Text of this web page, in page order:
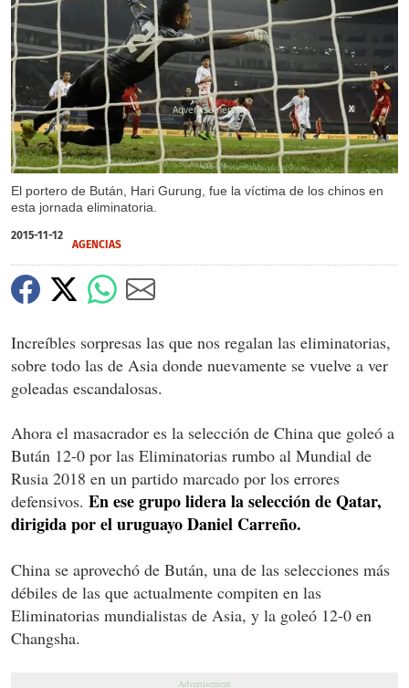
El portero de Bután, Hari Gurung, fue la víctima de los chinos en
esta jornada eliminatoria.
X
2015-11-12
AGENCIAS
Increíbles sorpresas las que nos regalan las eliminatorias,
sobre todo las de Asia donde nuevamente se vuelve a ver
goleadas escandalosas.
Ahora el masacrador es la selección de China que goleó a
Bután 12-0 por las Eliminatorias rumbo al Mundial de
Rusia 2018 en un partido marcado por los errores
defensivos. En ese grupo lidera la selección de Qatar,
dirigida por el uruguayo Daniel Carreño.
China se aprovechó de Bután, una de las selecciones más
débiles de las que actualmente compiten en las
Eliminatorias mundialistas de Asia, y la goleó 12-0 en
Changsha.